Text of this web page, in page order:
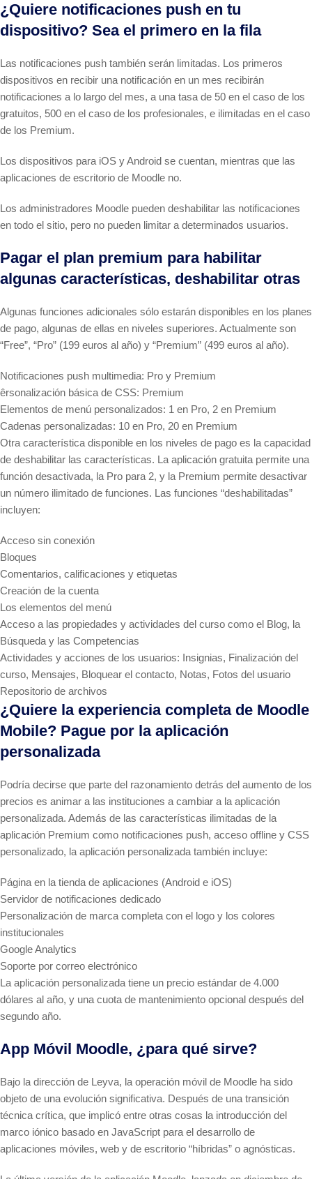
¿Quiere notificaciones push en tu
dispositivo? Sea el primero en la fila
Las notificaciones push también serán limitadas. Los primeros
dispositivos en recibir una notificación en un mes recibirán
notificaciones a lo largo del mes, a una tasa de 50 en el caso de los
gratuitos, 500 en el caso de los profesionales, e ilimitadas en el caso
de los Premium.
Los dispositivos para iOS y Android se cuentan, mientras que las
aplicaciones de escritorio de Moodle no.
Los administradores Moodle pueden deshabilitar las notificaciones
en todo el sitio, pero no pueden limitar a determinados usuarios.
Pagar el plan premium para habilitar
algunas características, deshabilitar otras
Algunas funciones adicionales sólo estarán disponibles en los planes
de pago, algunas de ellas en niveles superiores. Actualmente son
“Free”, “Pro” (199 euros al año) y “Premium” (499 euros al año).
Notificaciones push multimedia: Pro y Premium
êrsonalización básica de CSS: Premium
Elementos de menú personalizados: 1 en Pro, 2 en Premium
Cadenas personalizadas: 10 en Pro, 20 en Premium
Otra característica disponible en los niveles de pago es la capacidad
de deshabilitar las características. La aplicación gratuita permite una
función desactivada, la Pro para 2, y la Premium permite desactivar
un número ilimitado de funciones. Las funciones “deshabilitadas”
incluyen:
Acceso sin conexión
Bloques
Comentarios, calificaciones y etiquetas
Creación de la cuenta
Los elementos del menú
Acceso a las propiedades y actividades del curso como el Blog, la
Búsqueda y las Competencias
Actividades y acciones de los usuarios: Insignias, Finalización del
curso, Mensajes, Bloquear el contacto, Notas, Fotos del usuario
Repositorio de archivos
¿Quiere la experiencia completa de Moodle
Mobile? Pague por la aplicación
personalizada
Podría decirse que parte del razonamiento detrás del aumento de los
precios es animar a las instituciones a cambiar a la aplicación
personalizada. Además de las características ilimitadas de la
aplicación Premium como notificaciones push, acceso offline y CSS
personalizado, la aplicación personalizada también incluye:
Página en la tienda de aplicaciones (Android e iOS)
Servidor de notificaciones dedicado
Personalización de marca completa con el logo y los colores
institucionales
Google Analytics
Soporte por correo electrónico
La aplicación personalizada tiene un precio estándar de 4.000
dólares al año, y una cuota de mantenimiento opcional después del
segundo año.
App Móvil Moodle, ¿para qué sirve?
Bajo la dirección de Leyva, la operación móvil de Moodle ha sido
objeto de una evolución significativa. Después de una transición
técnica crítica, que implicó entre otras cosas la introducción del
marco iónico basado en JavaScript para el desarrollo de
aplicaciones móviles, web y de escritorio “híbridas” o agnósticas.